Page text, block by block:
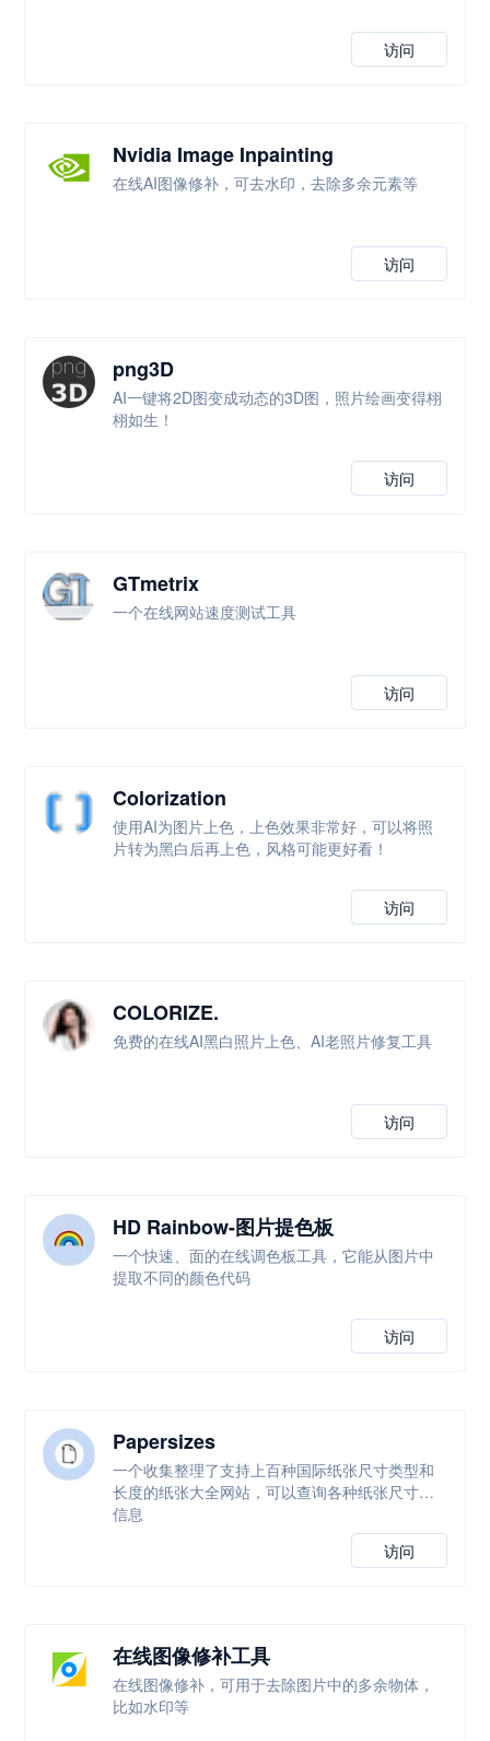
访问
Nvidia Image Inpainting
在线AI图像修补，可去水印，去除多余元素等
访问
png3D
AI一键将2D图变成动态的3D图，照片绘画变得栩
栩如生！
访问
GTmetrix
一个在线网站速度测试工具
访问
Colorization
使用AI为图片上色，上色效果非常好，可以将照
片转为黑白后再上色，风格可能更好看！
访问
COLORIZE.
免费的在线AI黑白照片上色、AI老照片修复工具
访问
HD Rainbow-图片提色板
一个快速、面的在线调色板工具，它能从图片中
提取不同的颜色代码
访问
Papersizes
一个收集整理了支持上百种国际纸张尺寸类型和
长度的纸张大全网站，可以查询各种纸张尺寸等
信息
访问
在线图像修补工具
在线图像修补，可用于去除图片中的多余物体，
比如水印等